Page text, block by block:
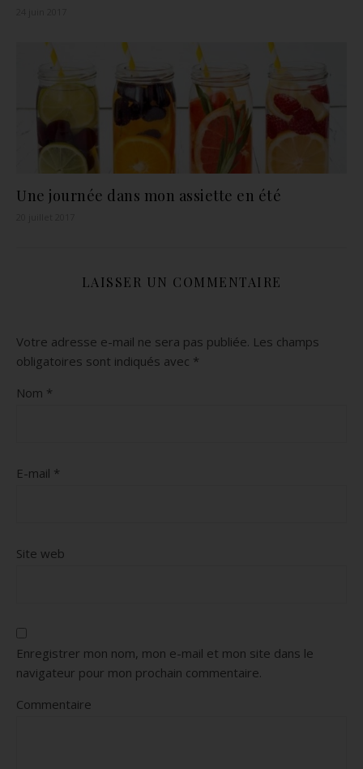
Une journée dans mon assiette en été
LAISSER UN COMMENTAIRE
Votre adresse e-mail ne sera pas publiée. Les champs
obligatoires sont indiqués avec *
Nom *
E-mail *
Site web
Enregistrer mon nom, mon e-mail et mon site dans le
navigateur pour mon prochain commentaire.
Commentaire